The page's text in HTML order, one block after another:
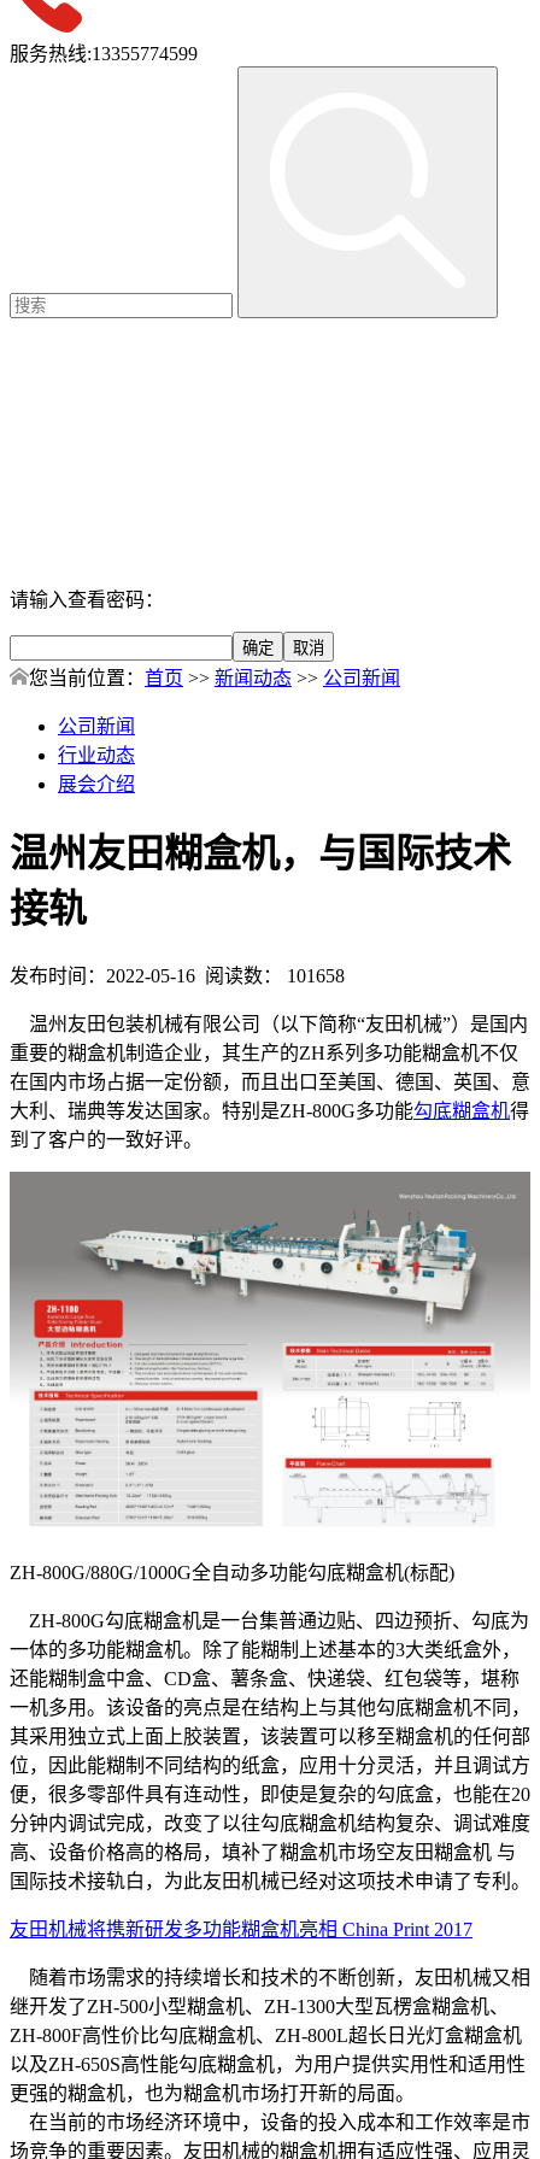
服务热线:13355774599
请输入查看密码：
您当前位置： 首页 >> 新闻动态 >> 公司新闻
公司新闻
行业动态
展会介绍
温州友田糊盒机，与国际技术
接轨
发布时间：2022-05-16 阅读数： 101658
温州友田包装机械有限公司（以下简称“友田机械”）是国内
重要的糊盒机制造企业，其生产的ZH系列多功能糊盒机不仅
在国内市场占据一定份额，而且出口至美国、德国、英国、意
大利、瑞典等发达国家。特别是ZH-800G多功能勾底糊盒机得
到了客户的一致好评。
ZH-800G/880G/1000G全自动多功能勾底糊盒机(标配)
ZH-800G勾底糊盒机是一台集普通边贴、四边预折、勾底为
一体的多功能糊盒机。除了能糊制上述基本的3大类纸盒外，
还能糊制盒中盒、CD盒、薯条盒、快递袋、红包袋等，堪称
一机多用。该设备的亮点是在结构上与其他勾底糊盒机不同，
其采用独立式上面上胶装置，该装置可以移至糊盒机的任何部
位，因此能糊制不同结构的纸盒，应用十分灵活，并且调试方
便，很多零部件具有连动性，即使是复杂的勾底盒，也能在20
分钟内调试完成，改变了以往勾底糊盒机结构复杂、调试难度
高、设备价格高的格局，填补了糊盒机市场空友田糊盒机 与
国际技术接轨白，为此友田机械已经对这项技术申请了专利。
友田机械将携新研发多功能糊盒机亮相 China Print 2017
随着市场需求的持续增长和技术的不断创新，友田机械又相
继开发了ZH-500小型糊盒机、ZH-1300大型瓦楞盒糊盒机、
ZH-800F高性价比勾底糊盒机、ZH-800L超长日光灯盒糊盒机
以及ZH-650S高性能勾底糊盒机，为用户提供实用性和适用性
更强的糊盒机，也为糊盒机市场打开新的局面。
在当前的市场经济环境中，设备的投入成本和工作效率是市
场竞争的重要因素。友田机械的糊盒机拥有适应性强、应用灵